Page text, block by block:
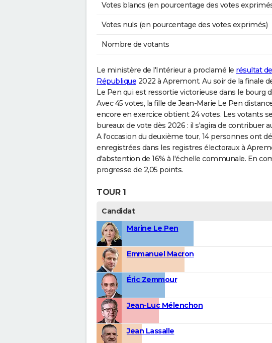
Votes blancs (en pourcentage des votes
Votes nuls (en pourcentage des votes exprimés)
Nombre de votants
Le ministère de l'Intérieur a proclamé le résultat
République 2022 à Apremont. Au soir de la finale
Le Pen qui est ressortie victorieuse dans le bourg
Avec 45 votes, la fille de Jean-Marie Le Pen
encore en exercice obtient 24 votes. Les votants
bureaux de vote dès 2026 : il s'agira de contribuer
A l'occasion du deuxième tour, 14 personnes ont
enregistrées dans les registres électoraux à
d'abstention de 16% à l'échelle communale. En
progresse de 2,05 points.
TOUR 1
Candidat
Marine Le Pen
Emmanuel Macron
Éric Zemmour
Jean-Luc Mélenchon
Jean Lassalle